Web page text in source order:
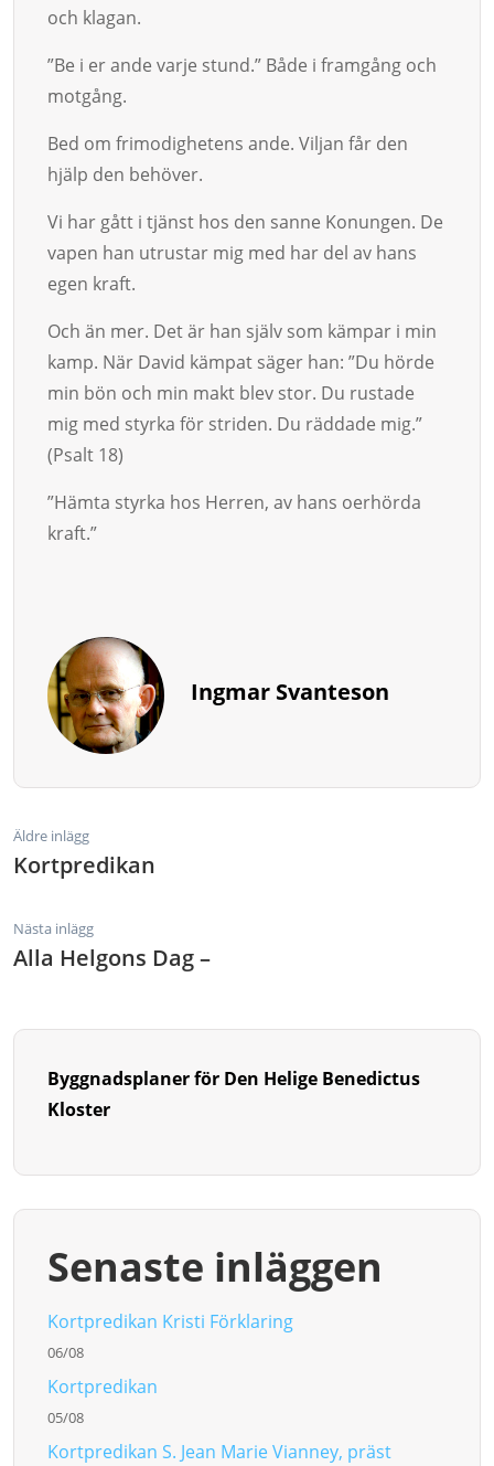
och klagan.
”Be i er ande varje stund.” Både i framgång och
motgång.
Bed om frimodighetens ande. Viljan får den
hjälp den behöver.
Vi har gått i tjänst hos den sanne Konungen. De
vapen han utrustar mig med har del av hans
egen kraft.
Och än mer. Det är han själv som kämpar i min
kamp. När David kämpat sä­ger han: ”Du hörde
min bön och min makt blev stor. Du rustade
mig med styr­ka för striden. Du räddade mig.”
(Psalt 18)
”Häm­ta styr­ka hos Herren, av hans oerhörda
kraft.”
Ingmar Svanteson
Äldre inlägg
Kortpredikan
Nästa inlägg
Alla Helgons Dag –
Byggnadsplaner för Den Helige Benedictus
Kloster
Senaste inläggen
Kortpredikan Kristi Förklaring
06/08
Kortpredikan
05/08
Kortpredikan S. Jean Marie Vianney, präst